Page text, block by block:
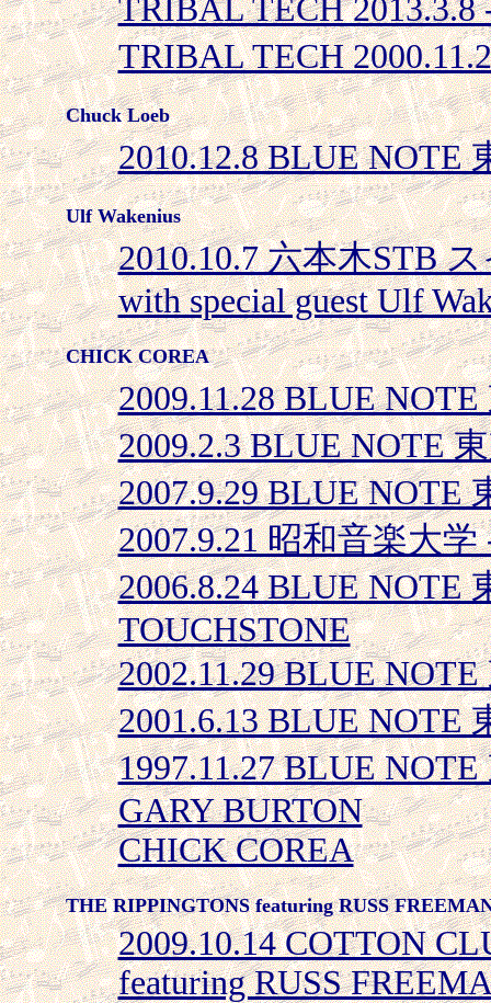
TRIBAL TECH
TRIBAL TECH
Chuck Loeb
2010.12.8 BLUE NOTE
Ulf Wakenius
2010.10.7 六本木STB
with special guest Ulf
CHICK COREA
2009.11.28 BLUE
2009.2.3 BLUE NOTE
2007.9.29 BLUE NOTE
2007.9.21 昭和音楽大
2006.8.24 BLUE NOTE
TOUCHSTONE
2002.11.29 BLUE
2001.6.13 BLUE NOTE
1997.11.27 BLUE
GARY BURTON
CHICK COREA
THE RIPPINGTONS featuring RUSS
2009.10.14 COTTON
featuring RUSS